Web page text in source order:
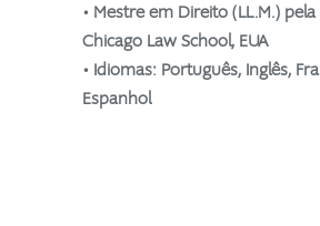
• Mestre em Direito (LL.M.)
Chicago Law School, EUA
• Idiomas: Português, Inglês,
Espanhol